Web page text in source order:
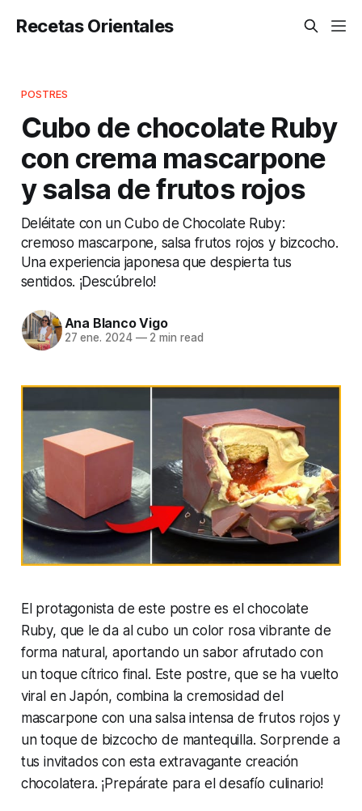
Recetas Orientales
POSTRES
Cubo de chocolate Ruby
con crema mascarpone
y salsa de frutos rojos
Deléitate con un Cubo de Chocolate Ruby:
cremoso mascarpone, salsa frutos rojos y bizcocho.
Una experiencia japonesa que despierta tus
sentidos. ¡Descúbrelo!
Ana Blanco Vigo
27 ene. 2024 —2 min read
El protagonista de este postre es el chocolate
Ruby, que le da al cubo un color rosa vibrante de
forma natural, aportando un sabor afrutado con
un toque cítrico final. Este postre, que se ha vuelto
viral en Japón, combina la cremosidad del
mascarpone con una salsa intensa de frutos rojos y
un toque de bizcocho de mantequilla. Sorprende a
tus invitados con esta extravagante creación
chocolatera. ¡Prepárate para el desafío culinario!